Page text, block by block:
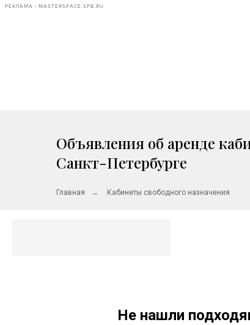
РЕКЛАМА • MASTERSPACE.SPB.RU
Объявления об аренде
Санкт-Петербурге
Главная → Кабинеты свободного назначения
Не нашли